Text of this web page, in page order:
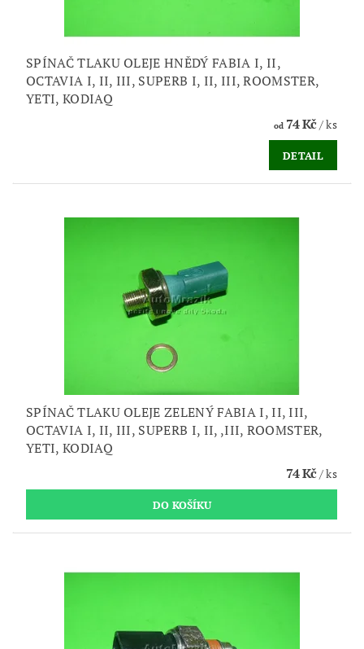
SPÍNAČ TLAKU OLEJE HNĚDÝ FABIA I, II,
OCTAVIA I, II, III, SUPERB I, II, III, ROOMSTER,
YETI, KODIAQ
od74 Kč/ ks
DETAIL
SPÍNAČ TLAKU OLEJE ZELENÝ FABIA I, II, III,
OCTAVIA I, II, III, SUPERB I, II, ,III, ROOMSTER,
YETI, KODIAQ
74 Kč/ ks